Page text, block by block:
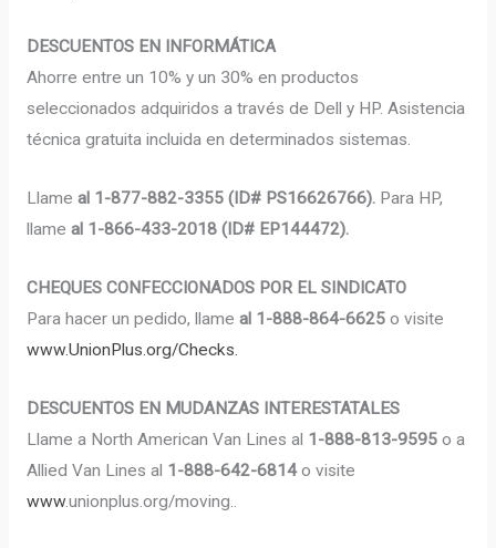
DESCUENTOS EN INFORMÁTICA
Ahorre entre un 10% y un 30% en productos
seleccionados adquiridos a través de Dell y HP. Asistencia
técnica gratuita incluida en determinados sistemas.
Llame al 1-877-882-3355 (ID# PS16626766). Para HP,
llame al 1-866-433-2018 (ID# EP144472).
CHEQUES CONFECCIONADOS POR EL SINDICATO
Para hacer un pedido, llame al 1-888-864-6625 o visite
www.UnionPlus.org/Checks.
DESCUENTOS EN MUDANZAS INTERESTATALES
Llame a North American Van Lines al 1-888-813-9595 o a
Allied Van Lines al 1-888-642-6814 o visite
www.unionplus.org/moving..